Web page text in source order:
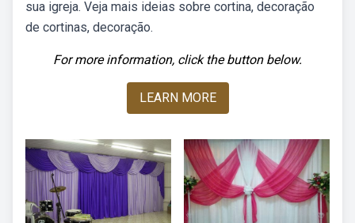
sua igreja. Veja mais ideias sobre cortina, decoração
de cortinas, decoração.
For more information, click the button below.
LEARN MORE